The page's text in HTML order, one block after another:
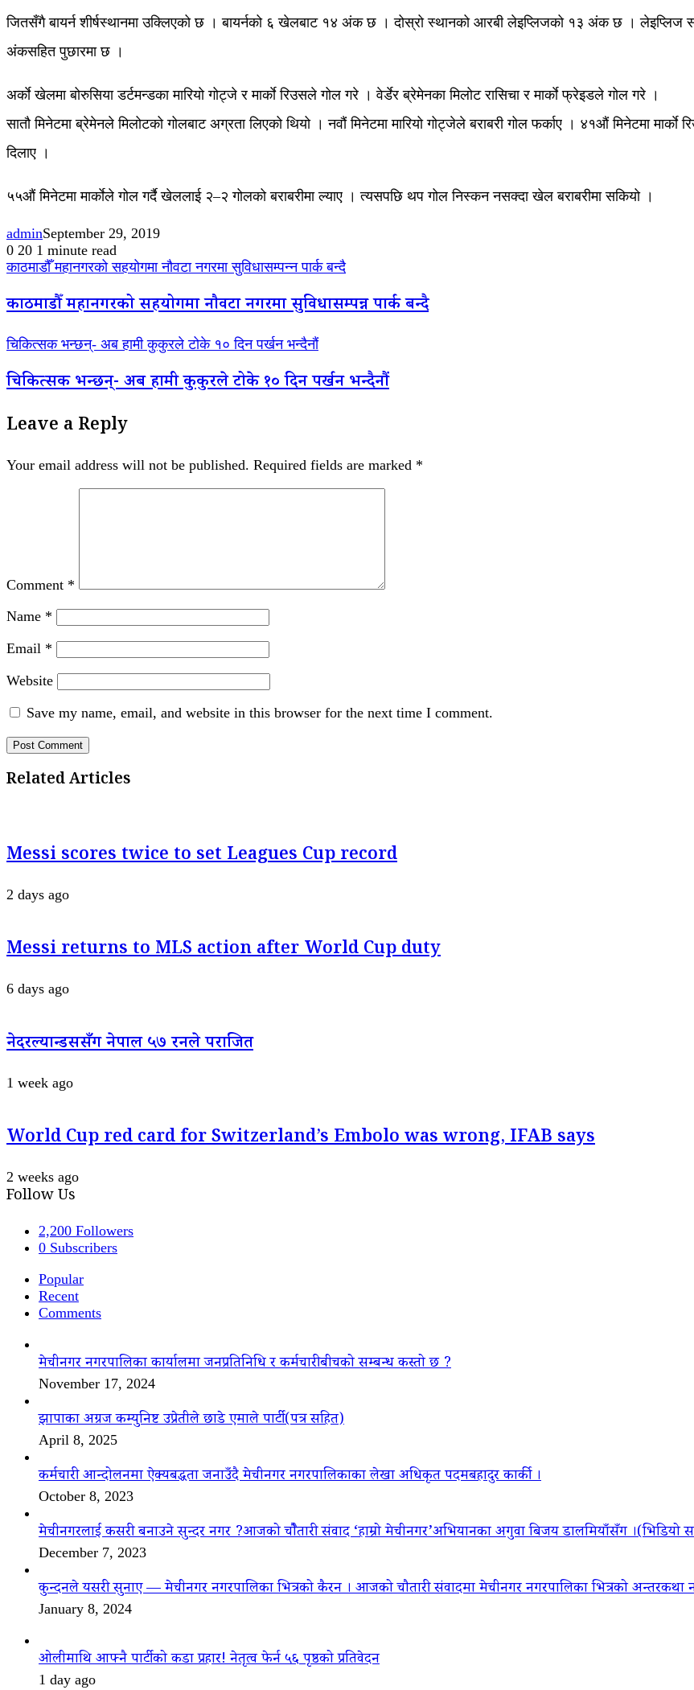
जितसँगै बायर्न शीर्षस्थानमा उक्लिएको छ । बायर्नको ६ खेलबाट १४ अंक छ । दोस्रो स्थानको आरबी लेइप्लिजको १३ अंक छ । लेइप्लिज
अंकसहित पुछारमा छ ।
अर्काे खेलमा बोरुसिया डर्टमन्डका मारियो गोट्जे र मार्काे रिउसले गोल गरे । वेर्डेर ब्रेमेनका मिलोट रासिचा र मार्काे फ्रेइडले गोल गरे ।
सातौ मिनेटमा ब्रेमेनले मिलोटको गोलबाट अग्रता लिएको थियो । नवौं मिनेटमा मारियो गोट्जेले बराबरी गोल फर्काए । ४१औं मिनेटमा
दिलाए ।
५५औं मिनेटमा मार्काेले गोल गर्दै खेललाई २–२ गोलको बराबरीमा ल्याए । त्यसपछि थप गोल निस्कन नसक्दा खेल बराबरीमा सकियो ।
adminSeptember 29, 2019
0 20 1 minute read
काठमाडौँ महानगरको सहयोगमा नौवटा नगरमा सुविधासम्पन्न पार्क बन्दै
काठमाडौँ महानगरको सहयोगमा नौवटा नगरमा सुविधासम्पन्न पार्क बन्दै
चिकित्सक भन्छन्- अब हामी कुकुरले टोके १० दिन पर्खन भन्दैनौं
चिकित्सक भन्छन्- अब हामी कुकुरले टोके १० दिन पर्खन भन्दैनौं
Leave a Reply
Your email address will not be published. Required fields are marked *
Comment *
Name *
Email *
Website
Save my name, email, and website in this browser for the next time I comment.
Related Articles
Messi scores twice to set Leagues Cup record
2 days ago
Messi returns to MLS action after World Cup duty
6 days ago
नेदरल्यान्डससँग नेपाल ५७ रनले पराजित
1 week ago
World Cup red card for Switzerland’s Embolo was wrong, IFAB says
2 weeks ago
Follow Us
2,200 Followers
0 Subscribers
Popular
Recent
Comments
मेचीनगर नगरपालिका कार्यालमा जनप्रतिनिधि र कर्मचारीबीचको सम्बन्ध कस्तो छ ?
November 17, 2024
झापाका अग्रज कम्युनिष्ट उप्रेतीले छाडे एमाले पार्टी(पत्र सहित)
April 8, 2025
कर्मचारी आन्दोलनमा ऐक्यबद्धता जनाउँदै मेचीनगर नगरपालिकाका लेखा अधिकृत पदमबहादुर कार्की ।
October 8, 2023
मेचीनगरलाई कसरी बनाउने सुन्दर नगर ?आजको चौैतारी संवाद ‘हाम्रो मेचीनगर’अभियानका अगुवा बिजय डालमियाँसँग ।(भिडियो
December 7, 2023
कुन्दनले यसरी सुनाए — मेचीनगर नगरपालिका भित्रको कैरन । आजको चौतारी संवादमा मेचीनगर नगरपालिका भित्रको अन्तरकथा
January 8, 2024
ओलीमाथि आफ्नै पार्टीको कडा प्रहार! नेतृत्व फेर्न ५६ पृष्ठको प्रतिवेदन
1 day ago